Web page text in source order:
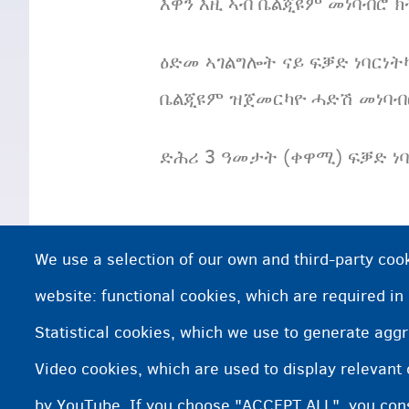
ዕድመ ኣገልግሎት ናይ ፍቓድ
ቤልጂዩም ዝጀመርካዮ ሓድሽ
ድሕሪ 3 ዓመታት (ቀዋሚ) ፍቓድ
ነዚ ፍሉይ ፍቓድ
We use a selection of our own and third-party
website: functional cookies, which are required
Statistical cookies, which we use to generate
Video cookies, which are used to display